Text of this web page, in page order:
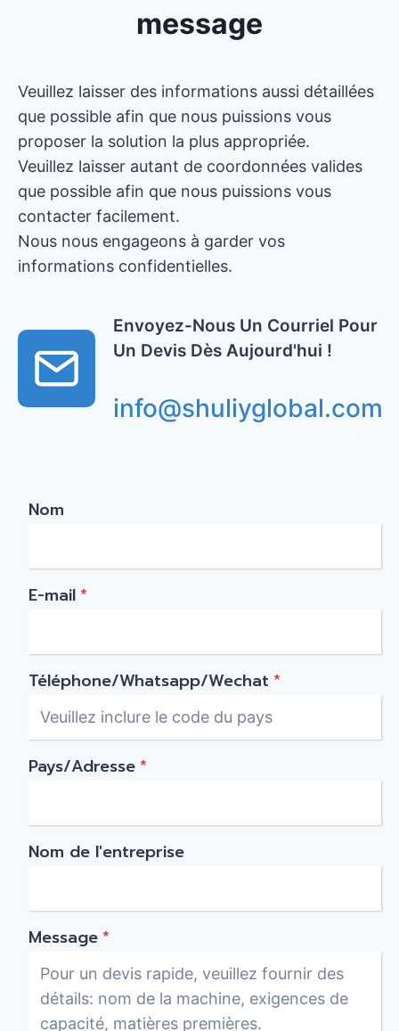
message
Veuillez laisser des informations aussi détaillées
que possible afin que nous puissions vous
proposer la solution la plus appropriée.
Veuillez laisser autant de coordonnées valides
que possible afin que nous puissions vous
contacter facilement.
Nous nous engageons à garder vos
informations confidentielles.
Envoyez-Nous Un Courriel Pour
Un Devis Dès Aujourd'hui !
info@shuliyglobal.com
Nom
E-mail*
Téléphone/Whatsapp/Wechat *
Pays/Adresse*
Nom de l'entreprise
Message*